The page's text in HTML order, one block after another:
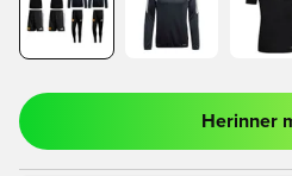
Herinner